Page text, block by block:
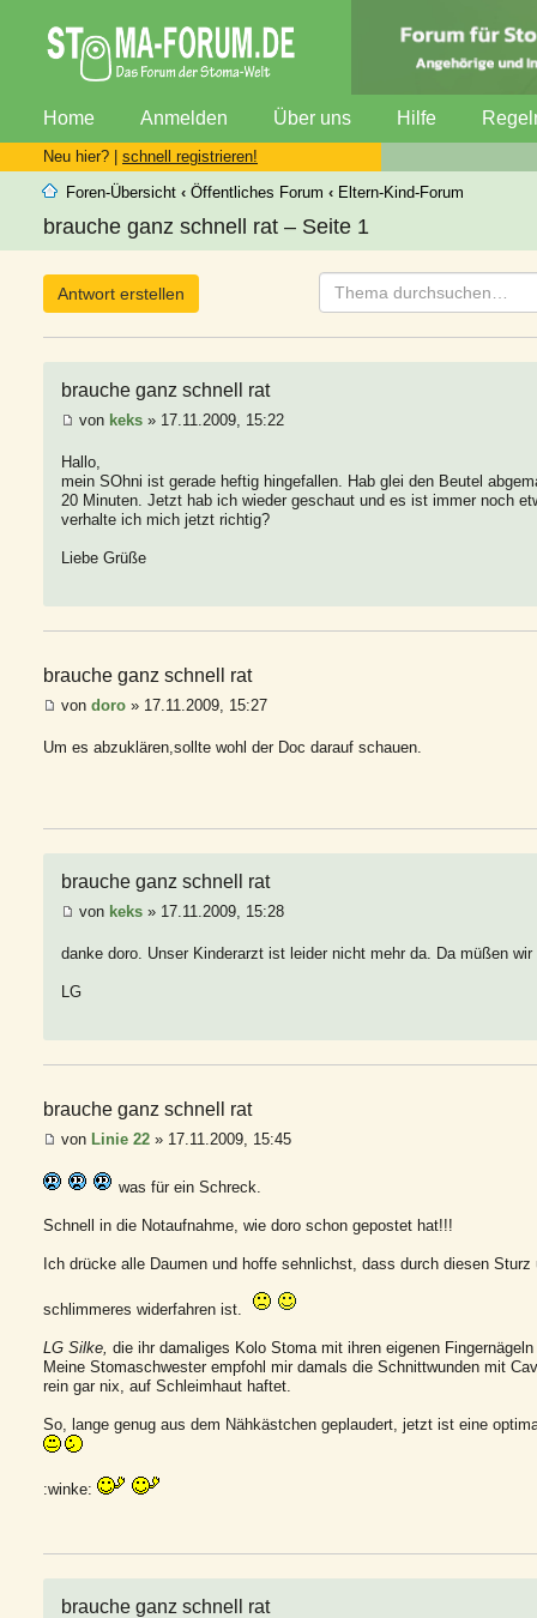
Home Anmelden Über uns Hilfe
Neu hier? | schnell registrieren!
Foren-Übersicht ‹ Öffentliches Forum ‹ Eltern-Kind-Forum
brauche ganz schnell rat – Seite 1
Antwort erstellen
brauche ganz schnell rat
von keks » 17.11.2009, 15:22
Hallo,
mein SOhni ist gerade heftig hingefallen. Hab glei den Beutel
20 Minuten. Jetzt hab ich wieder geschaut und es ist immer noch
verhalte ich mich jetzt richtig?
Liebe Grüße
brauche ganz schnell rat
von doro » 17.11.2009, 15:27
Um es abzuklären,sollte wohl der Doc darauf schauen.
brauche ganz schnell rat
von keks » 17.11.2009, 15:28
danke doro. Unser Kinderarzt ist leider nicht mehr da. Da müßen
LG
brauche ganz schnell rat
von Linie 22 » 17.11.2009, 15:45
was für ein Schreck.
Schnell in die Notaufnahme, wie doro schon gepostet hat!!!
Ich drücke alle Daumen und hoffe sehnlichst, dass durch diesen
schlimmeres widerfahren ist.
LG Silke, die ihr damaliges Kolo Stoma mit ihren eigenen
Meine Stomaschwester empfohl mir damals die Schnittwunden mit
rein gar nix, auf Schleimhaut haftet.
So, lange genug aus dem Nähkästchen geplaudert, jetzt ist eine
:winke:
brauche ganz schnell rat